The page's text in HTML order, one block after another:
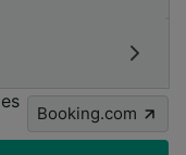
Booking.com